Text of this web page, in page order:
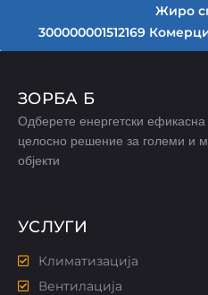
Жиро
300000001512169
ЗОРБА Б
Одберете енергетски ефикасна
целосно решение за големи и
објекти
УСЛУГИ
Климатизација
Вентилација